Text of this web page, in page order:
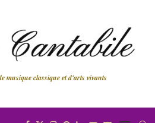
musique classique et d'arts vivants